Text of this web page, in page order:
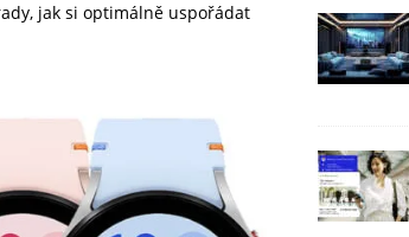
jak si optimálně uspořádat